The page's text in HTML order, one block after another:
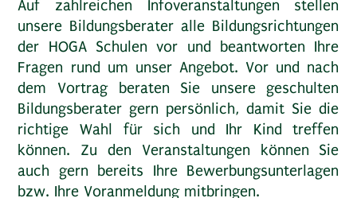
Auf zahlreichen Infoveranstaltungen stellen
unsere Bildungsberater alle Bildungsrichtungen
der HOGA Schulen vor und beantworten Ihre
Fragen rund um unser Angebot. Vor und nach
dem Vortrag beraten Sie unsere geschulten
Bildungsberater gern persönlich, damit Sie die
richtige Wahl für sich und Ihr Kind treffen
können. Zu den Veranstaltungen können Sie
auch gern bereits Ihre Bewerbungsunterlagen
bzw. Ihre Voranmeldung mitbringen.